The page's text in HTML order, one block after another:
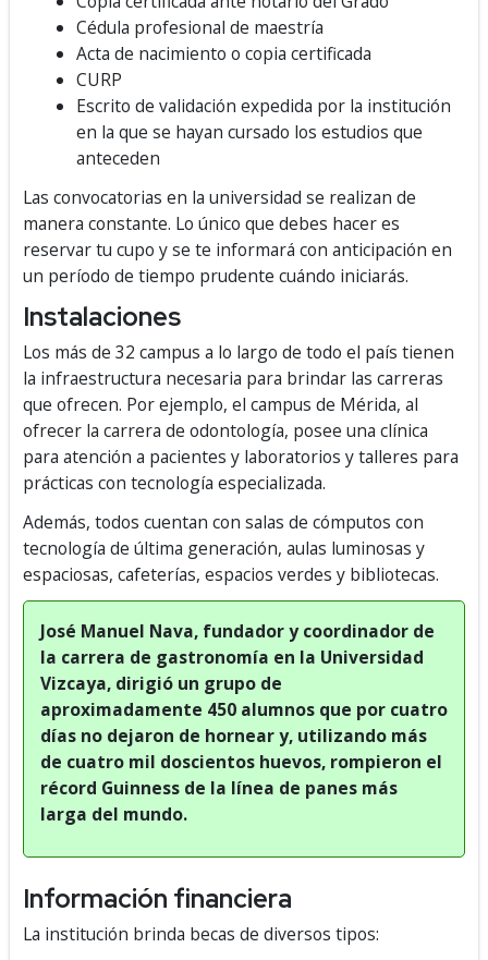
Cédula profesional de maestría
Acta de nacimiento o copia certificada
CURP
Escrito de validación expedida por la institución
en la que se hayan cursado los estudios que
anteceden
Las convocatorias en la universidad se realizan de
manera constante. Lo único que debes hacer es
reservar tu cupo y se te informará con anticipación en
un período de tiempo prudente cuándo iniciarás.
Instalaciones
Los más de 32 campus a lo largo de todo el país tienen
la infraestructura necesaria para brindar las carreras
que ofrecen. Por ejemplo, el campus de Mérida, al
ofrecer la carrera de odontología, posee una clínica
para atención a pacientes y laboratorios y talleres para
prácticas con tecnología especializada.
Además, todos cuentan con salas de cómputos con
tecnología de última generación, aulas luminosas y
espaciosas, cafeterías, espacios verdes y bibliotecas.
José Manuel Nava, fundador y coordinador de
la carrera de gastronomía en la Universidad
Vizcaya, dirigió un grupo de
aproximadamente 450 alumnos que por cuatro
días no dejaron de hornear y, utilizando más
de cuatro mil doscientos huevos, rompieron el
récord Guinness de la línea de panes más
larga del mundo.
Información financiera
La institución brinda becas de diversos tipos: